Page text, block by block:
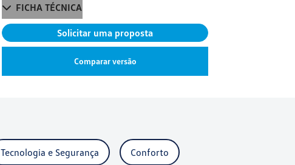
FICHA TÉCNICA
Solicitar uma proposta
Comparar versão
Tecnologia e Segurança Conforto